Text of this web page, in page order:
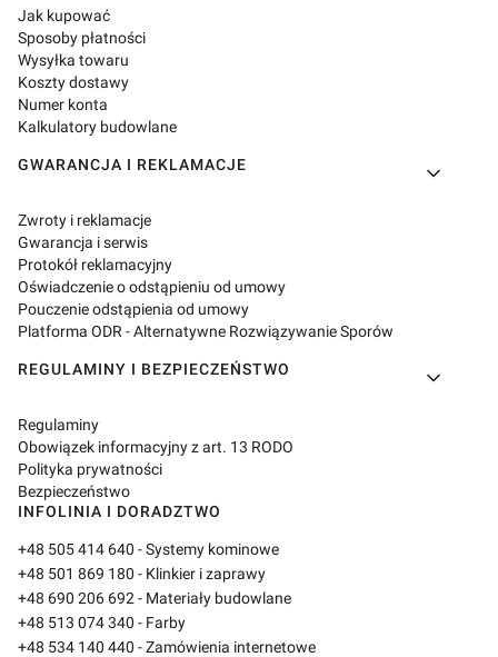
Jak kupować
Sposoby płatności
Wysyłka towaru
Koszty dostawy
Numer konta
Kalkulatory budowlane
GWARANCJA I REKLAMACJE
Zwroty i reklamacje
Gwarancja i serwis
Protokół reklamacyjny
Oświadczenie o odstąpieniu od umowy
Pouczenie odstąpienia od umowy
Platforma ODR - Alternatywne Rozwiązywanie Sporów
REGULAMINY I BEZPIECZEŃSTWO
Regulaminy
Obowiązek informacyjny z art. 13 RODO
Polityka prywatności
Bezpieczeństwo
INFOLINIA I DORADZTWO
+48 505 414 640 - Systemy kominowe
+48 501 869 180 - Klinkier i zaprawy
+48 690 206 692 - Materiały budowlane
+48 513 074 340 - Farby
+48 534 140 440 - Zamówienia internetowe